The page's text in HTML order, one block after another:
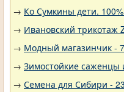
→ Ко Сумкины дети.
→ Ивановский трикотаж
→ Модный магазинчик -
→ Зимостойкие саженцы
→ Семена для Сибири -